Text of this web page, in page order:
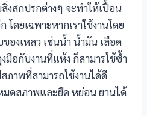
สกปรกต่างๆ จะทำให้เปื้อน
โดยเฉพาะหากเราใช้งานโดย
องเหลว เช่นน้ำ น้ำมัน เลือด
มือกับงานที่แห้ง ก็สามารใช้ซ้ำ
ภาพที่สามารถใช้งานได้ดี
มดสภาพและยืด หย่อน ยานได้